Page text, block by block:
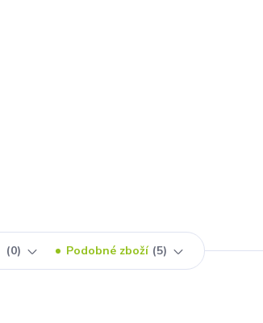
0 Podobné zboží 5